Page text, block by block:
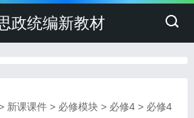
政统编新教材
新课课件> 必修模块> 必修4> 必修4